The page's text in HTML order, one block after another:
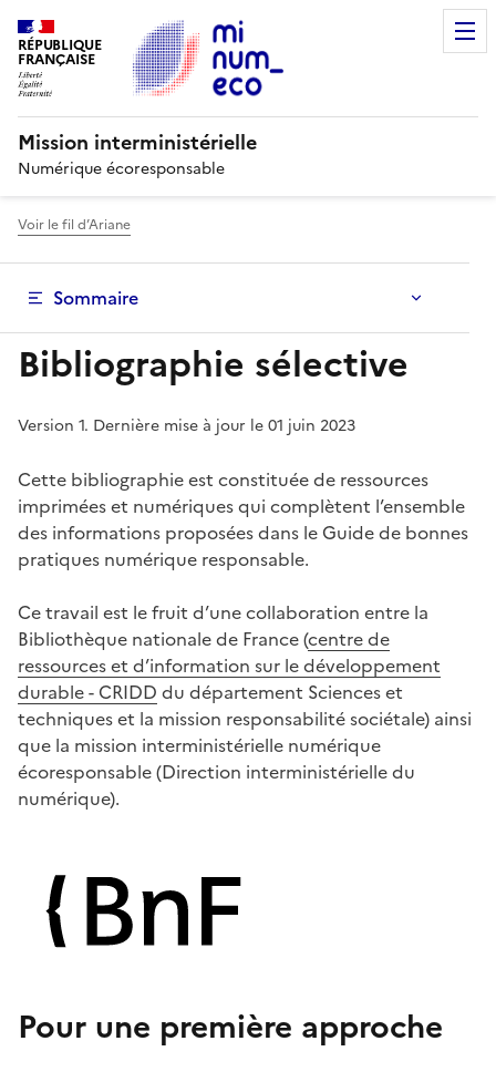
RÉPUBLIQUE
FRANÇAISE
Mission interministérielle
Numérique écoresponsable
Voir le fil d’Ariane
Sommaire
Bibliographie sélective
Version 1. Dernière mise à jour le01 juin 2023
Cette bibliographie est constituée de ressources
imprimées et numériques qui complètent l’ensemble
des informations proposées dans le Guide de bonnes
pratiques numérique responsable.
Ce travail est le fruit d’une collaboration entre la
Bibliothèque nationale de France (centre de
ressources et d’information sur le développement
durable - CRIDD du département Sciences et
techniques et la mission responsabilité sociétale) ainsi
que la mission interministérielle numérique
écoresponsable (Direction interministérielle du
numérique).
Pour une première approche